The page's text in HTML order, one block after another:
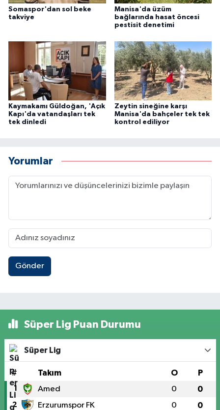
Somaspor'dan sol beke
takviye
Manisa'da üzüm
bağlarında hasat öncesi
pestisit denetimi
Kaymakamı Güldoğan, 'Açık
Kapı'da vatandaşları tek
tek dinledi
Zeytin sineğine karşı
Manisa'da bahçeler tek tek
kontrol ediliyor
Yorumlar
Gönder
Süper Lig Puan Durumu
Süper Lig
# Takım O P
1 Amed 0 0
2 Erzurumspor FK 0 0